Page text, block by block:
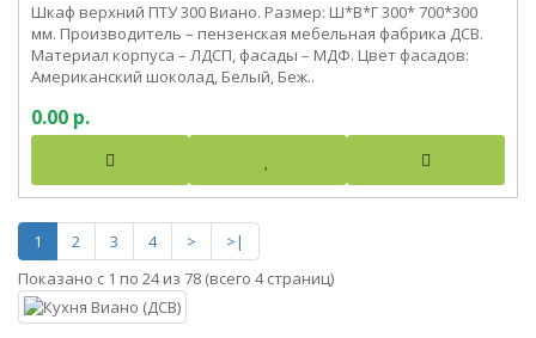
Шкаф верхний ПТУ 300 Виано. Размер: Ш*В*Г 300* 700*300
мм. Производитель – пензенская мебельная фабрика ДСВ.
Материал корпуса – ЛДСП, фасады – МДФ. Цвет фасадов:
Американский шоколад, Белый, Беж..
0.00 р.
1 2 3 4 >
>|
Показано с 1 по 24 из 78 (всего 4 страниц)